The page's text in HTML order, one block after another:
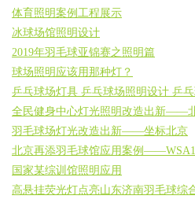
体育照明案例工程展示
冰球场馆照明设计
2019年羽毛球亚锦赛之照明篇
球场照明应该用那种灯？
乒乓球场灯具 乒乓球场照明设计 乒
全民健身中心灯光照明改造出新——
羽毛球场灯光改造出新——坐标北京
北京再添羽毛球馆应用案例
国家某综训馆照明应用
高悬挂荧光灯点亮山东济南羽毛球综